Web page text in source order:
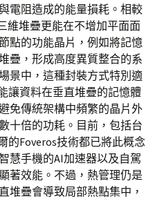
電阻造成的能量損耗。相較
維堆疊更能在不增加平面面
點的功能晶片，例如將記憶
疊，形成高度異質整合的系
景中，這種封裝方式特別適
讓資料在垂直堆疊的記憶體
免傳統架構中頻繁的晶片外
十倍的功耗。目前，包括台
的Foveros技術都已將此概念
慧手機的AI加速器以及自駕
著效能。不過，熱管理仍是
堆疊會導致局部熱點集中，